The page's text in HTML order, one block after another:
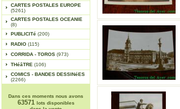
CARTES POSTALES EUROPE
(5261)
CARTES POSTALES OCEANIE
(8)
PUBLICITé (200)
RADIO (115)
CORRIDA - TOROS (973)
THéâTRE (106)
COMICS - BANDES DESSINéES
(2266)
Dans ces moments nous avons
63571 lots disponibles